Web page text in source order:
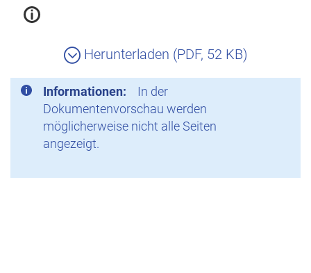
Herunterladen (PDF, 52 KB)
Informationen:
In der
Dokumentenvorschau werden
möglicherweise nicht alle Seiten
angezeigt.